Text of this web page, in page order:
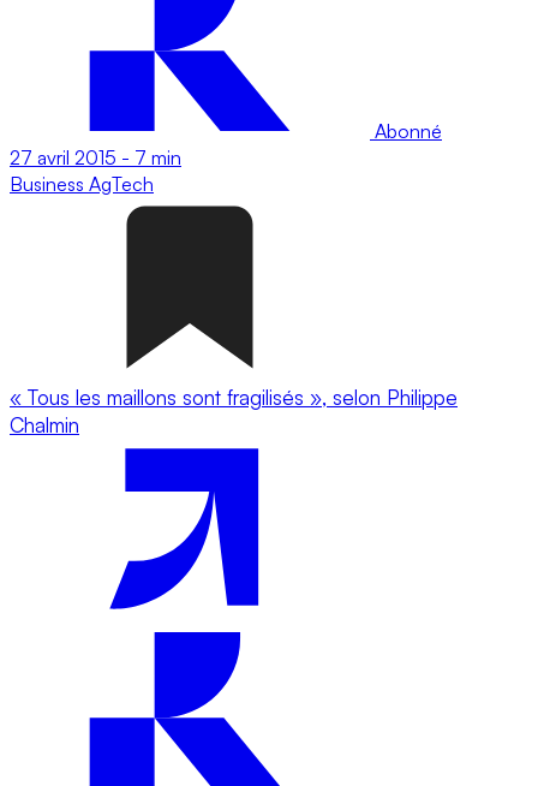
Abonné
27 avril 2015 - 7 min
Business AgTech
« Tous les maillons sont fragilisés », selon Philippe
Chalmin